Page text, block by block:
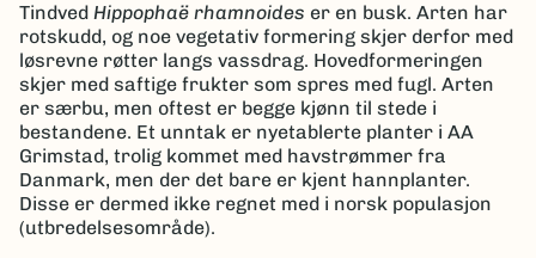
Tindved Hippophaë rhamnoides er en busk. Arten har
rotskudd, og noe vegetativ formering skjer derfor med
løsrevne røtter langs vassdrag. Hovedformeringen
skjer med saftige frukter som spres med fugl. Arten
er særbu, men oftest er begge kjønn til stede i
bestandene. Et unntak er nyetablerte planter i AA
Grimstad, trolig kommet med havstrømmer fra
Danmark, men der det bare er kjent hannplanter.
Disse er dermed ikke regnet med i norsk populasjon
(utbredelsesområde).